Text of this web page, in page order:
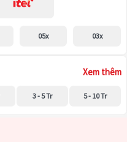
05x 03x
Xem thêm
3 - 5 Tr 5 - 10 Tr